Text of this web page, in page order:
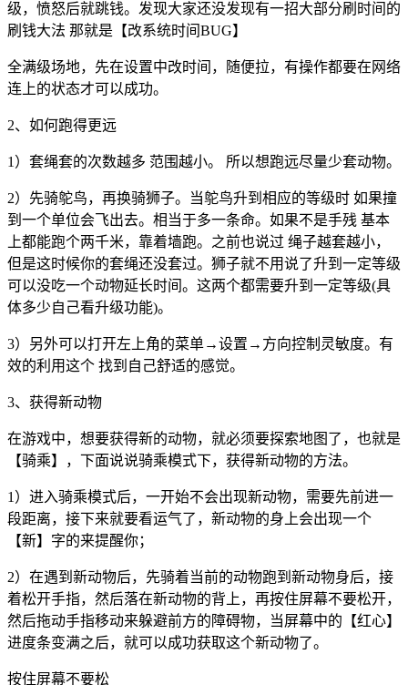
级，愤怒后就跳钱。发现大家还没发现有一招大部分刷时间的
刷钱大法 那就是【改系统时间BUG】
全满级场地，先在设置中改时间，随便拉，有操作都要在网络
连上的状态才可以成功。
2、如何跑得更远
1）套绳套的次数越多 范围越小。 所以想跑远尽量少套动物。
2）先骑鸵鸟，再换骑狮子。当鸵鸟升到相应的等级时 如果撞
到一个单位会飞出去。相当于多一条命。如果不是手残 基本
上都能跑个两千米，靠着墙跑。之前也说过 绳子越套越小，
但是这时候你的套绳还没套过。狮子就不用说了升到一定等级
可以没吃一个动物延长时间。这两个都需要升到一定等级(具
体多少自己看升级功能)。
3）另外可以打开左上角的菜单→设置→方向控制灵敏度。有
效的利用这个 找到自己舒适的感觉。
3、获得新动物
在游戏中，想要获得新的动物，就必须要探索地图了，也就是
【骑乘】，下面说说骑乘模式下，获得新动物的方法。
1）进入骑乘模式后，一开始不会出现新动物，需要先前进一
段距离，接下来就要看运气了，新动物的身上会出现一个
【新】字的来提醒你；
2）在遇到新动物后，先骑着当前的动物跑到新动物身后，接
着松开手指，然后落在新动物的背上，再按住屏幕不要松开，
然后拖动手指移动来躲避前方的障碍物，当屏幕中的【红心】
进度条变满之后，就可以成功获取这个新动物了。
按住屏幕不要松